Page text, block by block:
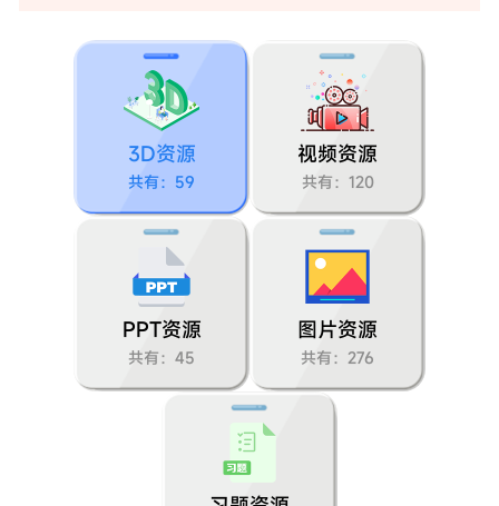
第三节：地图的选择与应用
【跨学科主题学习】美化校园
第三章：陆地和海洋
第一节：大洲和大洋
第二节：世界的地形
第三节：海陆的变迁
第四章：天气与气候
第二节：气温的变化与分布
3D资源
共有：59
视频资源
共有：120
PPT资源
共有：45
图片资源
共有：276